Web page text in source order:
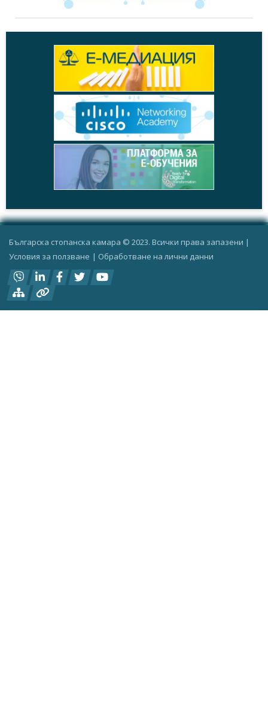
Българска стопанска камара © 2023. Всички права запазени |
Условия за ползване | Oбработване на лични данни